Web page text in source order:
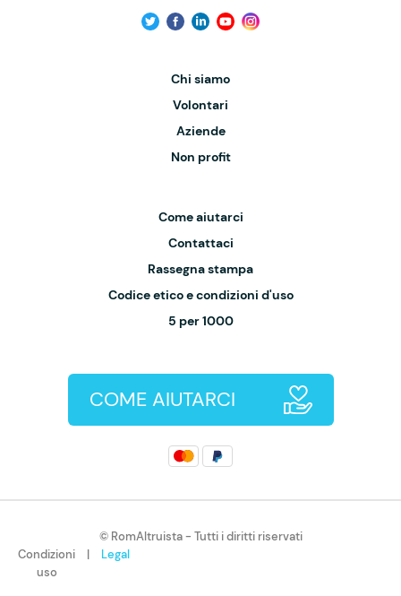
Chi siamo
Volontari
Aziende
Non profit
Come aiutarci
Contattaci
Rassegna stampa
Codice etico e condizioni d'uso
5 per 1000
COME AIUTARCI
© RomAltruista - Tutti i diritti riservati
Condizioni
uso
| Legal